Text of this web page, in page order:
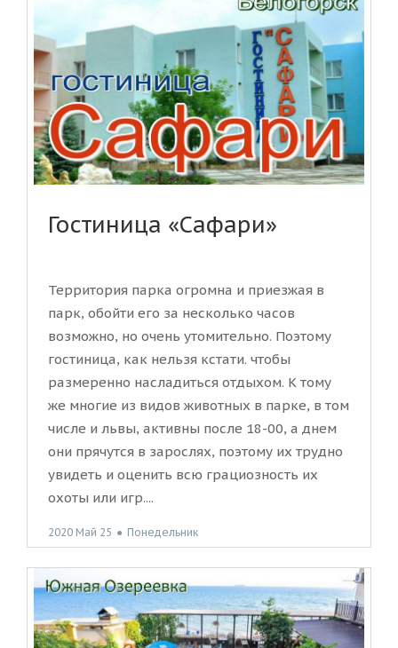
Гостиница «Сафари»
Территория парка огромна и приезжая в
парк, обойти его за несколько часов
возможно, но очень утомительно. Поэтому
гостиница, как нельзя кстати. чтобы
размеренно насладиться отдыхом. К тому
же многие из видов животных в парке, в том
числе и львы, активны после 18-00, а днем
они прячутся в зарослях, поэтому их трудно
увидеть и оценить всю грациозность их
охоты или игр....
2020 Май 25 ● Понедельник